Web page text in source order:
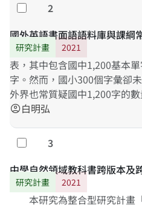
勾選
2
國外英語書面語語料庫與課綱
研究計畫 2021
表，其中包含國中1,200基本
字。然而，國小300個字彙卻
外界也常質疑國中1,200字的
因此本研究之
account_circle白明弘
勾選
3
中學自然領域教科書跨版本及
研究計畫 2021
本研究為整合型研究計畫